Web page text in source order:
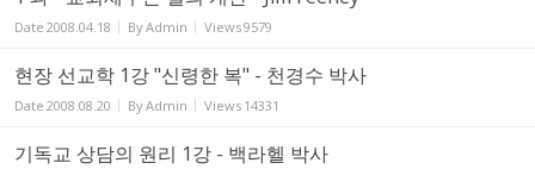
Date 2008.04.18 ByAdmin Views9579
현장 선교학 1강 "신령한 복" - 천경수 박사
Date 2008.08.20 ByAdmin Views 14331
기독교 상담의 원리 1강 - 백라헬 박사